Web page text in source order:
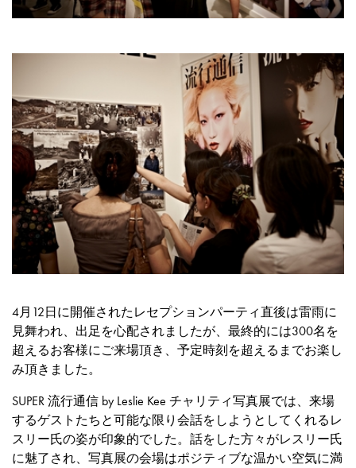
4月12日に開催されたレセプションパーティ直後は雷雨に
見舞われ、出足を心配されましたが、最終的には300名を
超えるお客様にご来場頂き、予定時刻を超えるまでお楽し
み頂きました。
SUPER 流行通信 by Leslie Kee チャリティ写真展では、来場
するゲストたちと可能な限り会話をしようとしてくれるレ
スリー氏の姿が印象的でした。話をした方々がレスリー氏
に魅了され、写真展の会場はポジティブな温かい空気に満